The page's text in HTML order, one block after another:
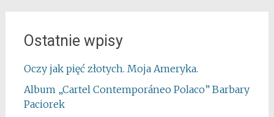
Ostatnie wpisy
Oczy jak pięć złotych. Moja Ameryka.
Album „Cartel Contemporáneo Polaco” Barbary
Paciorek